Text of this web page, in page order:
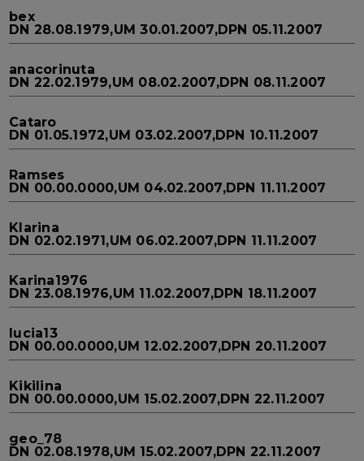
bex
DN 28.08.1979,UM 30.01.2007,DPN 05.11.2007
anacorinuta
DN 22.02.1979,UM 08.02.2007,DPN 08.11.2007
Cataro
DN 01.05.1972,UM 03.02.2007,DPN 10.11.2007
Ramses
DN 00.00.0000,UM 04.02.2007,DPN 11.11.2007
Klarina
DN 02.02.1971,UM 06.02.2007,DPN 11.11.2007
Karina1976
DN 23.08.1976,UM 11.02.2007,DPN 18.11.2007
lucia13
DN 00.00.0000,UM 12.02.2007,DPN 20.11.2007
Kikilina
DN 00.00.0000,UM 15.02.2007,DPN 22.11.2007
geo_78
DN 02.08.1978,UM 15.02.2007,DPN 22.11.2007